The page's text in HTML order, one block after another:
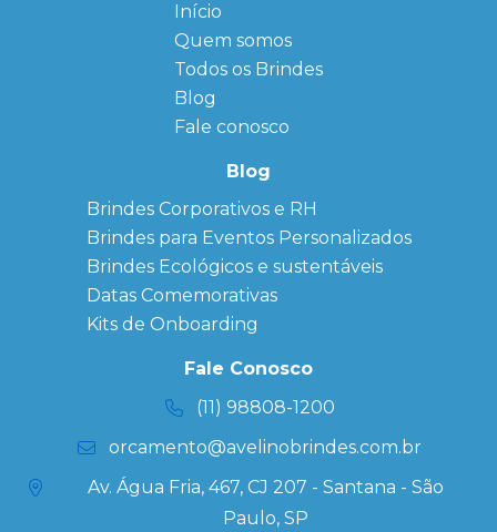
Início
Quem somos
← Back
FAQ
Sitemap
Todos os Brindes
← Back
Agendas
Personalizadas
Personalizado
personalizados
Brindes
Corporativos
Copos Térmicos
Personalizados
Datas Especiais
Ecobag
Personalizada
Kits
Blog
Fale conosco
Blog
Brindes Corporativos e RH
Brindes para Eventos Personalizados
Brindes Ecológicos e sustentáveis
Datas Comemorativas
Kits de Onboarding
Fale Conosco
(11) 98808-1200
orcamento@avelinobrindes.com.br
Av. Água Fria, 467, CJ 207 - Santana - São
Paulo, SP